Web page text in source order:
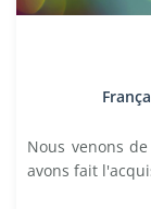
Nous venons
avons fait